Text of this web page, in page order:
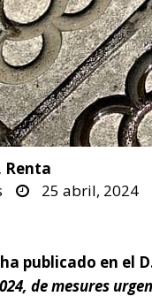
Renta
25 abril, 2024
publicado en el
de mesures